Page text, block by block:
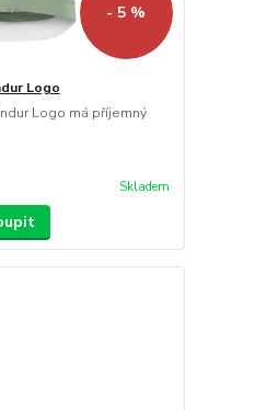
- 5 %
Logo
Logo má příjemný
Skladem